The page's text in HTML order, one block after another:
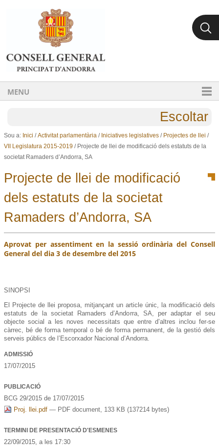
Ves al contingut.
Salta a la navegació
MENU
Escoltar
Sou a: Inici /Activitat parlamentària / Iniciatives legislatives / Projectes de llei /
VII Legislatura 2015-2019 / Projecte de llei de modificació dels estatuts de la
societat Ramaders d’Andorra, SA
Projecte de llei de modificació
dels estatuts de la societat
Ramaders d’Andorra, SA
Aprovat per assentiment en la sessió ordinària del Consell
General del dia 3 de desembre del 2015
SINOPSI
El Projecte de llei proposa, mitjançant un article únic, la modificació dels
estatuts de la societat Ramaders d’Andorra, SA, per adaptar el seu
objecte social a les noves necessitats que entre d’altres inclou fer-se
càrrec, bé de forma temporal o bé de forma permanent, de la gestió dels
serveis públics de l’Escorxador Nacional d’Andorra.
ADMISSIÓ
17/07/2015
PUBLICACIÓ
BCG 29/2015 de 17/07/2015
Proj. llei.pdf— PDF document, 133 KB (137214 bytes)
TERMINI DE PRESENTACIÓ D'ESMENES
22/09/2015 , a les 17:30